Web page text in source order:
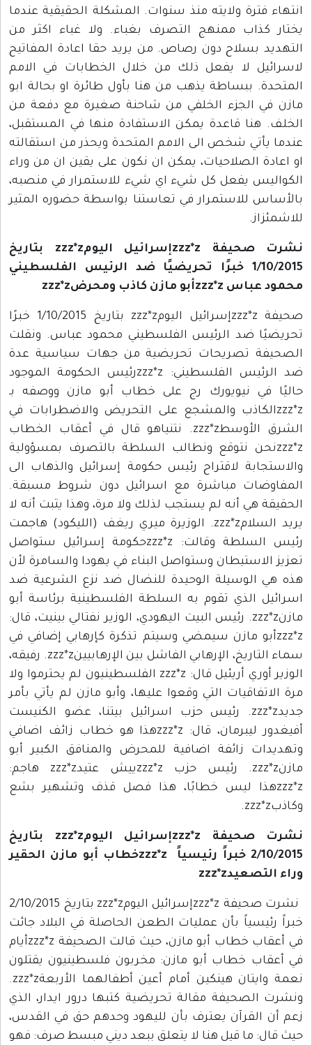
انتهاء فترة ولايته منذ سنوات. المشكلة الحقيقية عندما
يختار كذاب ممنهج التصرف بغباء. ولا غباء اكثر من
التهديد بسلاح دون رصاص. من يريد حقا اعادة المفاتيح
لاسرائيل لا يفعل ذلك من خلال الخطابات في الامم
المتحدة. ببساطة يذهب من هنا بأول طائرة او بحالة ابو
مازن في الجزء الخلفي من شاحنة صغيرة مع دفعة من
الخلف. هنا قاعدة يمكن الاستفادة منها في المستقبل،
عندما يأتي شخص الى الامم المتحدة ويحذر من استقالته
او اعادة الصلاحيات، يمكن ان نكون على يقين ان من وراء
الكواليس يفعل كل شيء اي شيء للاستمرار في منصبه،
بالأساس للاستمرار في تعاستنا بواسطة حضوره المثير
للاشمئزاز.
نشرت صحيفة zzz*zإسرائيل اليومzzz*z بتاريخ
1/10/2015 خبرًا تحريضيًا ضد الرئيس الفلسطيني
محمود عباس zzz*zأبو مازن كاذب ومحرضzzz*z
صحيفة zzz*zإسرائيل اليومzzz*z بتاريخ 1/10/2015 خبرًا
تحريضيًا ضد الرئيس الفلسطيني محمود عباس. ونقلت
الصحيفة تصريحات تحريضية من جهات سياسية عدة
ضد الرئيس الفلسطيني: zzz*zرئيس الحكومة الموجود
حاليًا في نيويورك رج على خطاب أبو مازن ووصفه بـ
zzz*zالكاذب والمشجع على التحريض والاضطرابات في
الشرق الأوسطzzz*z. نتنياهو قال في أعقاب الخطاب
zzz*zنحن نتوقع ونطالب السلطة بالتصرف بمسؤولية
والاستجابة لاقتراح رئيس حكومة إسرائيل والذهاب الى
المفاوضات مباشرة مع اسرائيل دون شروط مسبقة.
الحقيقة هي أنه لم يستجب لذلك ولا مرة، وهذا يثبت أنه لا
يريد السلامzzz*z. الوزيرة ميري ريغف (الليكود) هاجمت
رئيس السلطة وقالت: zzz*zحكومة إسرائيل ستواصل
تعزيز الاستيطان وستواصل البناء في يهودا والسامرة لأن
هذه هي الوسيلة الوحيدة للنضال ضد نزع الشرعية ضد
اسرائيل الذي تقوم به السلطة الفلسطينية برئاسة أبو
مازنzzz*z. رئيس البيت اليهودي، الوزير نفتالي بينيت، قال:
zzz*zأبو مازن سيمضي وسيتم تذكرة كإرهابي إضافي في
سماء التاريخ، الإرهابي الفاشل بين الإرهابيينzzz*z. رفيقه،
الوزير أوري أريئيل قال: zzz*z الفلسطينيون لم يحترموا ولا
مرة الاتفاقيات التي وقعوا عليها، وأبو مازن لم يأتي بأمر
جديدzzz*z. رئيس حزب اسرائيل بيتنا، عضو الكنيست
أفيغدور ليبرمان، قال: zzz*zهذا هو خطاب زائف اضافي
وتهديدات زائفة اضافية للمحرض والمنافق الكبير أبو
مازنzzz*z. رئيس حزب zzz*zييش عتيدzzz*z هاجم:
zzz*zهذا ليس خطابًا، هذا فصل قذف وتشهير بشع
وكاذبzzz*z.
نشرت صحيفة zzz*zإسرائيل اليومzzz*z بتاريخ
2/10/2015 خبراً رئيسياً zzz*zخطاب أبو مازن الحقير
وراء التصعيدzzz*z
نشرت صحيفة zzz*zإسرائيل اليومzzz*z بتاريخ 2/10/2015
خبراً رئيسياً بأن عمليات الطعن الحاصلة في البلاد جائت
في أعقاب خطاب أبو مازن، حيث قالت الصحيفة zzz*zأيام
في أعقاب خطاب أبو مازن: مخربون فلسطينيون يقتلون
نعمة وايتان هينكين أمام أعين أطفالهما الأربعةzzz*z.
ونشرت الصحيفة مقالة تحريضية كتبها درور ايدار، الذي
زعم أن القرآن يعترف بأن لليهود وحدهم حق في القدس،
حيث قال: ما قيل هنا لا يتعلق ببعد ديني مبسط صرف: فهو